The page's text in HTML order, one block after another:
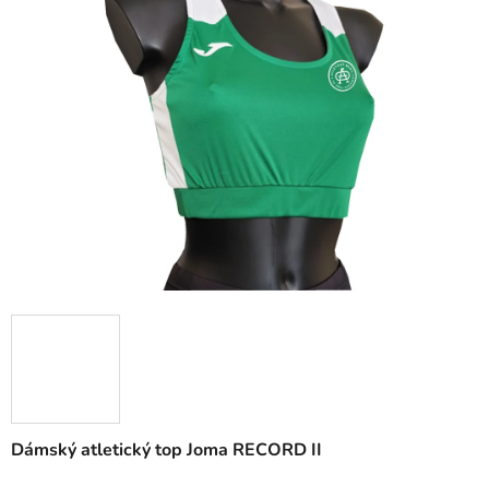
Dámský atletický top Joma RECORD II